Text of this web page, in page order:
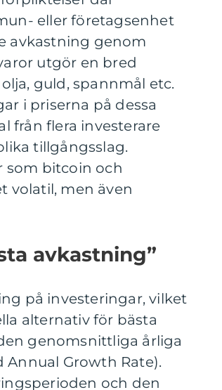
eller företagsenhet
avkastning genom
utgör en bred
guld, spannmål etc.
i priserna på dessa
från flera investerare
tillgångsslag.
som bitcoin och
volatil, men även
avkastning”
på investeringar, vilket
alternativ för bästa
genomsnittliga årliga
Annual Growth Rate).
och den